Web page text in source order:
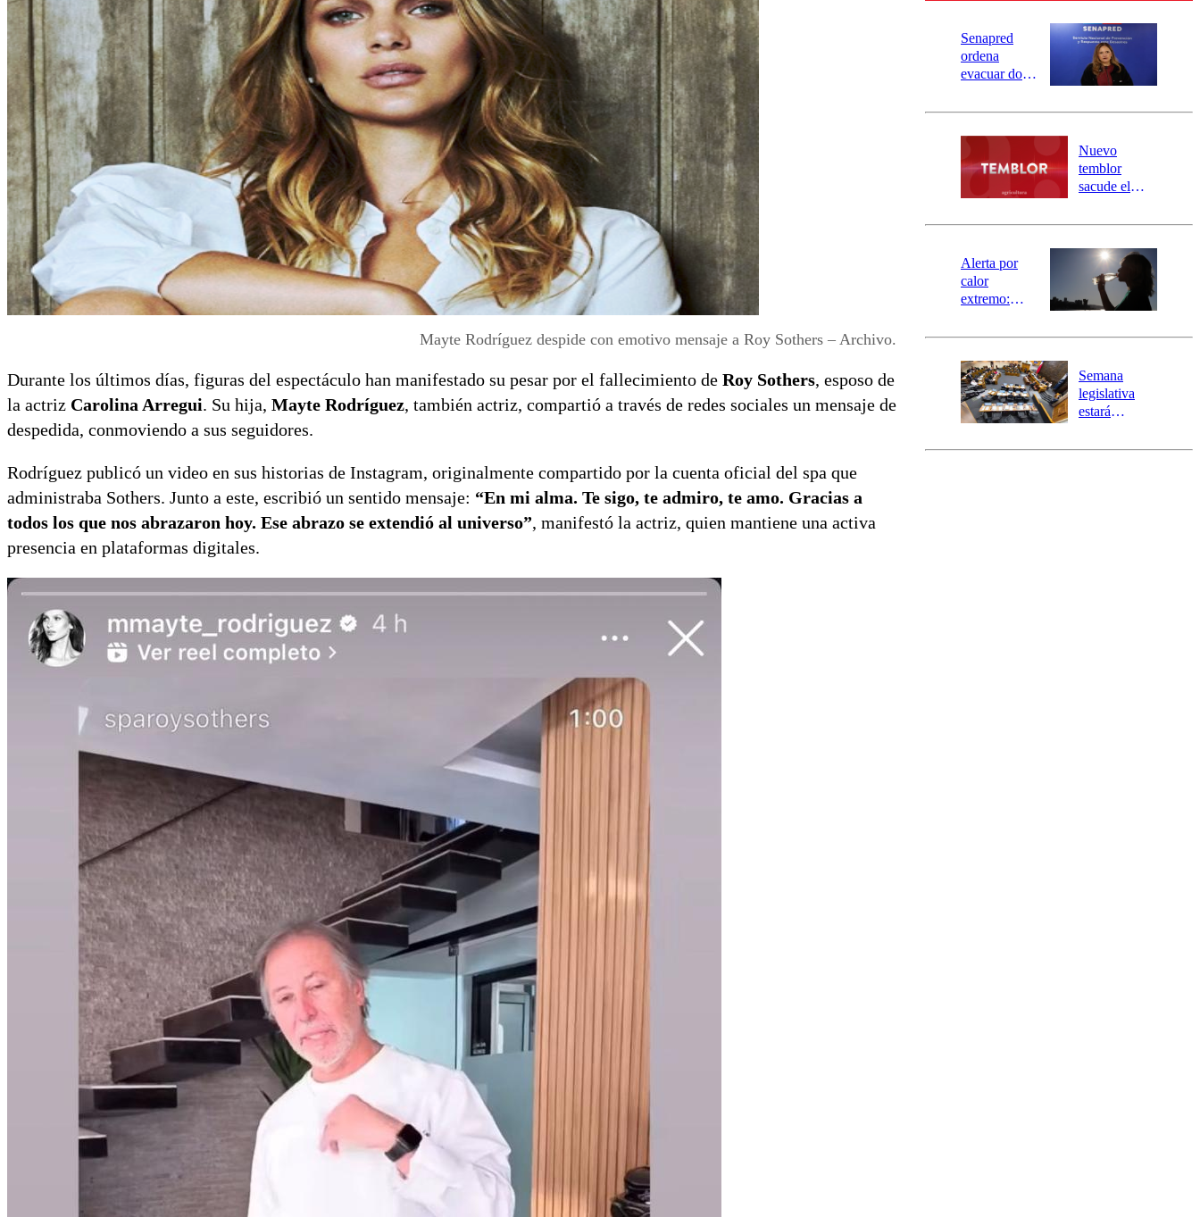
Mayte Rodríguez despide con emotivo mensaje a Roy Sothers – Archivo.
Durante los últimos días, figuras del espectáculo han manifestado su pesar por el fallecimiento de Roy Sothers, esposo de
la actriz Carolina Arregui. Su hija, Mayte Rodríguez, también actriz, compartió a través de redes sociales un mensaje de
despedida, conmoviendo a sus seguidores.
Rodríguez publicó un video en sus historias de Instagram, originalmente compartido por la cuenta oficial del spa que
administraba Sothers. Junto a este, escribió un sentido mensaje: “En mi alma. Te sigo, te admiro, te amo. Gracias a
todos los que nos abrazaron hoy. Ese abrazo se extendió al universo”, manifestó la actriz, quien mantiene una activa
presencia en plataformas digitales.
Senapred
ordena
evacuar dos
Carahue por
río Damas:
activa
mensajería
SAE
Nuevo
temblor
sacude el
revisa la
epicentro
Alerta por
calor
extremo:
activa Alerta
Preventiva en
tres comunas
Semana
legislativa
estará
el fin de la